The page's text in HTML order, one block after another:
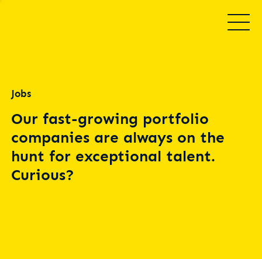
Jobs
Our fast-growing portfolio
companies are always on the
hunt for exceptional talent.
Curious?